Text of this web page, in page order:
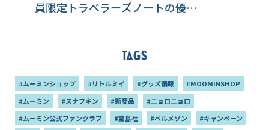
員限定トラベラーズノートの優先
Tags
#ムーミンショップ #リトルミイ #グッズ情報
#MOOMINSHOP
#ムーミン
#スナフキン #新商品
#ニョロニョロ
#ムーミン公式ファンクラブ
#宝島社 #ベルメゾン
#キャンペーン